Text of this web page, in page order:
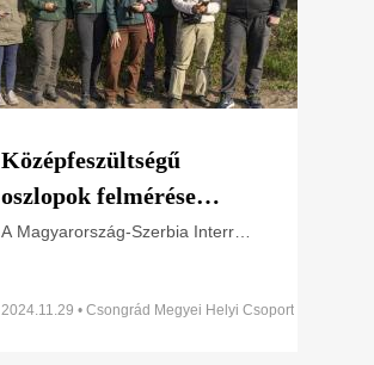
Középfeszültségű
oszlopok felmérése
tanfolyam
A Magyarország-Szerbia Interreg
(HUSRB/23S/12/043) keretében a
2024.11.29 • Csongrád Megyei Helyi Csoport